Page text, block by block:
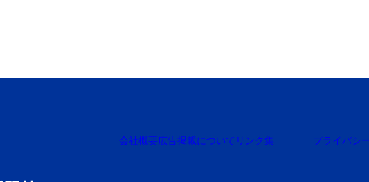
会社概要広告掲載について リンク集 プライバシ